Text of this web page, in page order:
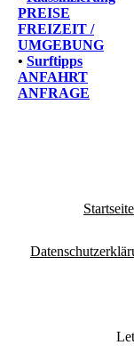
PREISE
FREIZEIT /
UMGEBUNG
• Surftipps
ANFAHRT
ANFRAGE
Startseite